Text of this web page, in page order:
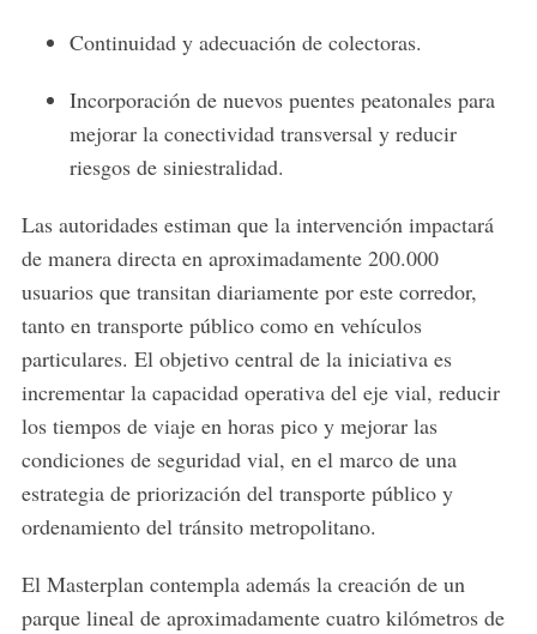
Continuidad y adecuación de colectoras.
Incorporación de nuevos puentes peatonales para
mejorar la conectividad transversal y reducir
riesgos de siniestralidad.
Las autoridades estiman que la intervención impactará
de manera directa en aproximadamente 200.000
usuarios que transitan diariamente por este corredor,
tanto en transporte público como en vehículos
particulares. El objetivo central de la iniciativa es
incrementar la capacidad operativa del eje vial, reducir
los tiempos de viaje en horas pico y mejorar las
condiciones de seguridad vial, en el marco de una
estrategia de priorización del transporte público y
ordenamiento del tránsito metropolitano.
El Masterplan contempla además la creación de un
parque lineal de aproximadamente cuatro kilómetros de